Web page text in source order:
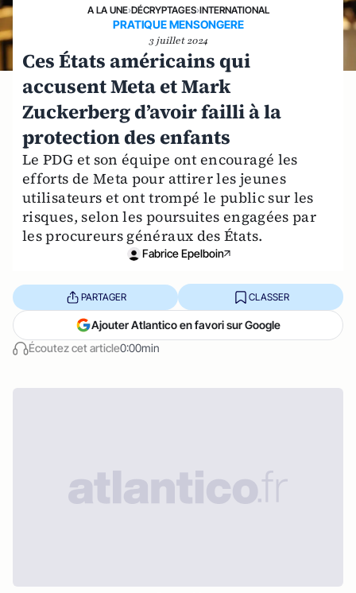
A LA UNE›DÉCRYPTAGES›INTERNATIONAL
PRATIQUE MENSONGERE
3 juillet 2024
Ces États américains qui
accusent Meta et Mark
Zuckerberg d’avoir failli à la
protection des enfants
Le PDG et son équipe ont encouragé les
efforts de Meta pour attirer les jeunes
utilisateurs et ont trompé le public sur les
risques, selon les poursuites engagées par
les procureurs généraux des États.
Fabrice Epelboin
Écoutez cet article0:00min
PARTAGER CLASSER
Ajouter Atlantico en favori sur Google